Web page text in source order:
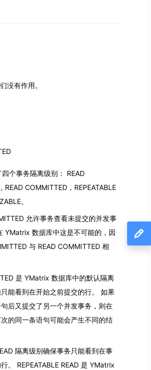
没有作用。
个事务隔离级别： READ
READ COMMITTED，REPEATABLE
。
允许事务查看未提交的并发事
YMatrix 数据库中这是不可能的，因
与 READ COMMITTED 相
是 YMatrix 数据库中的默认隔离
能看到在开始之前提交的行。 如果
后又提交了另一个并发事务，则在
的同一条语句可能会产生不同的结
隔离级别确保事务只能看到在事
。 REPEATABLE READ 是 YMatrix